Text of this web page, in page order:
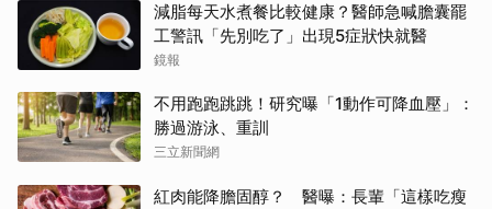
減脂每天水煮餐比較健康？醫師急喊膽囊罷
工警訊「先別吃了」出現5症狀快就醫
鏡報
不用跑跑跳跳！研究曝「1動作可降血壓」：
勝過游泳、重訓
三立新聞網
紅肉能降膽固醇？ 醫曝：長輩「這樣吃瘦